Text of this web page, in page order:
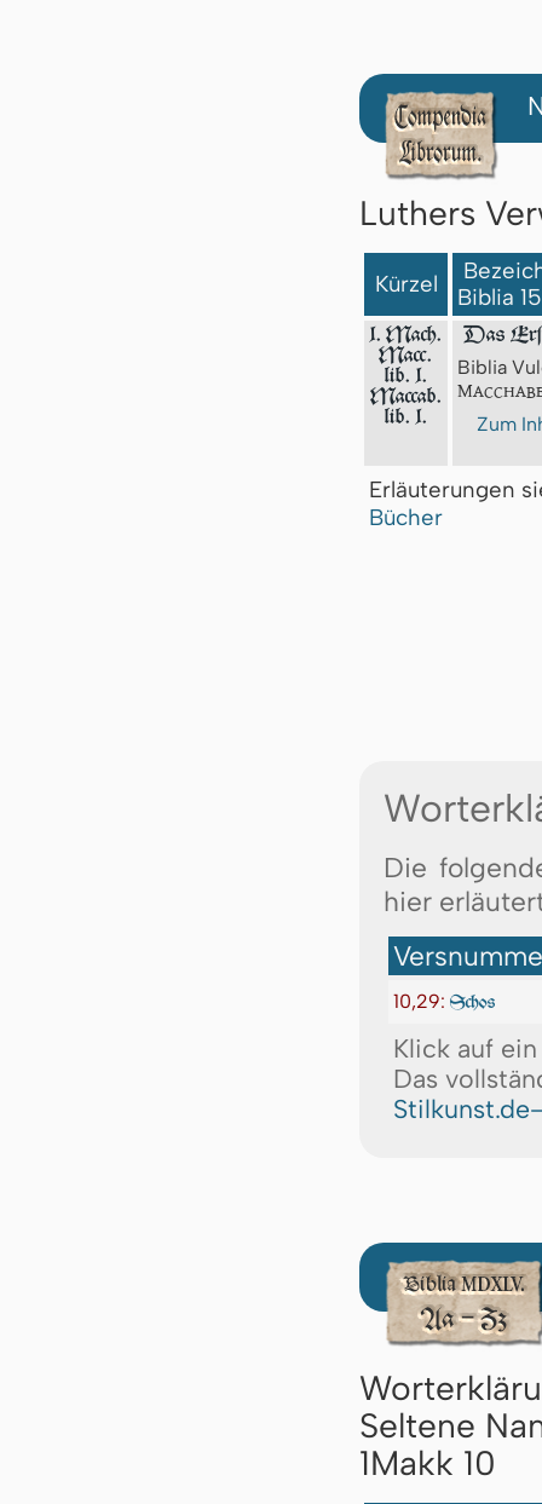
Luthers
Kürzel
Biblia
1. Mach.
Macc.
lib. 1.
Maccab.
lib. 1.
Das
Biblia
Zum
Erläuterungen
Bücher
Die
hier
10,29: Schos
Klick auf
Das
Seltene
1Makk 10